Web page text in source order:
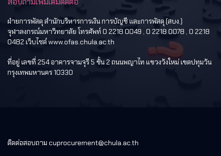
ฝ่ายการพัสดุ สำนักบริหารการเงิน การบัญชี และการพัสดุ (สบง.)
จุฬาลงกรณ์มหาวิทยาลัย โทรศัพท์ 0 2218 0049 , 0 2218 0078 , 0 2218
0482 เว็บไซต์ www.ofas.chula.ac.th
ที่อยู่ เลขที่ 254 อาคารจามจุรี 5 ชั้น 2 ถนนพญาไท แขวงวังใหม่ เขตปทุมวัน
กรุงเทพมหานคร 10330
ติดต่อสอบถาม cuprocurement@chula.ac.th